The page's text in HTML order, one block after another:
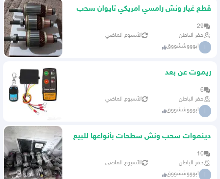
قطع غيار ونش رامسي امريكي تايوان سحب
29
حفر الباطن
الأسبوع الماضي
ا ابوووششووق
ريموت عن بعد
6
حفر الباطن
الأسبوع الماضي
ا ابوووششووق
دينموات سحب ونش سطحات بأنواعها للبيع
10
حفر الباطن
الأسبوع الماضي
ا ابوووششووق